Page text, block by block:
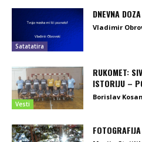
Satatatira
DNEVNA
Vladimir
Vesti
RUKOMET:
ISTORIJU –
Borislav